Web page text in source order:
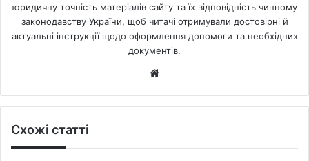
юридичну точність матеріалів сайту та їх відповідність чинному
законодавству України, щоб читачі отримували достовірні й
актуальні інструкції щодо оформлення допомоги та необхідних
документів.
Схожі статті